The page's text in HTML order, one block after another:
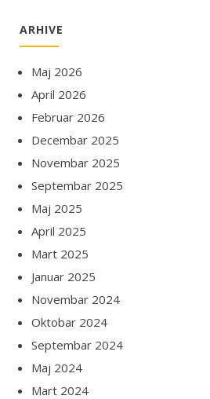
ARHIVE
Maj 2026
April 2026
Februar 2026
Decembar 2025
Novembar 2025
Septembar 2025
Maj 2025
April 2025
Mart 2025
Januar 2025
Novembar 2024
Oktobar 2024
Septembar 2024
Maj 2024
Mart 2024